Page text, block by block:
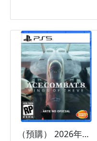
台：Nintendo Switch 遊
戲類型：運動 遊玩人數：
1 人 作品分級：普遍級
製作廠商：TAMSOFT
CORPORATION 發行廠
商：BANDAI NAMCO
Entertainment Inc 代理
廠商：展碁國際
（預購） 2026年預定 PS5 空戰奇兵8 希孚之翼 中文版